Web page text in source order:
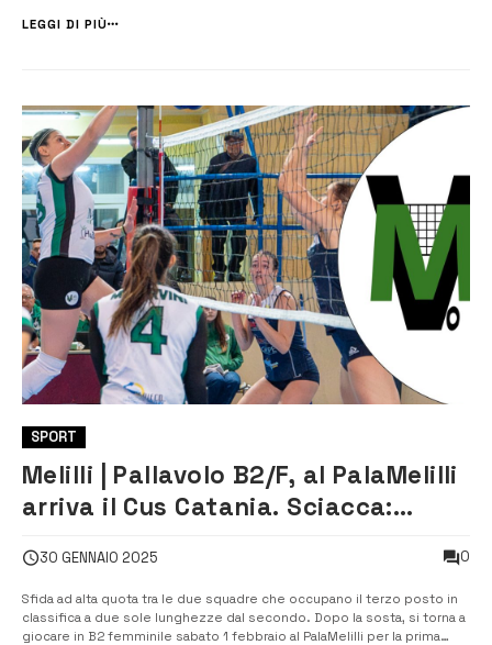
offerti dai devoti e, in particolare, da pasticcerie e pan...
LEGGI DI PIÙ
SPORT
Melilli | Pallavolo B2/F, al PalaMelilli
arriva il Cus Catania. Sciacca:
30 GENNAIO 2025 0
Sfida ad alta quota tra le due squadre che occupano il terzo posto in
classifica a due sole lunghezze dal secondo. Dopo la sosta, si torna a
giocare in B2 femminile sabato 1 febbraio al PalaMelilli per la prima